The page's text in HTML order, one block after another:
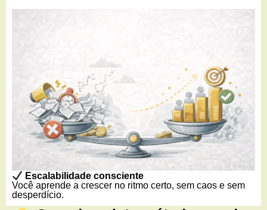
Escalabilidade consciente
Você aprende a crescer no ritmo certo, sem caos e sem
desperdício.